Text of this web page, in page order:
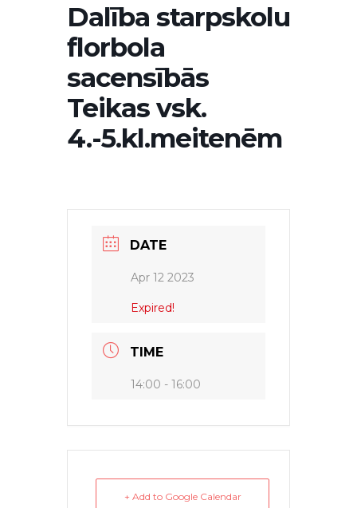
Dalība starpskolu
florbola
sacensībās
Teikas vsk.
4.-5.kl.meitenēm
DATE
Apr 12 2023
Expired!
TIME
14:00 - 16:00
+ Add to Google Calendar